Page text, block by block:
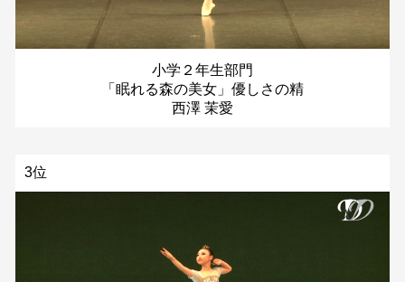
小学２年生部門
「眠れる森の美女」優しさの精
西澤 茉愛
3位